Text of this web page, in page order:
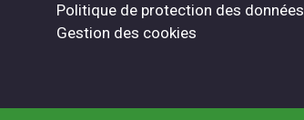
Politique de protection des données
Gestion des cookies